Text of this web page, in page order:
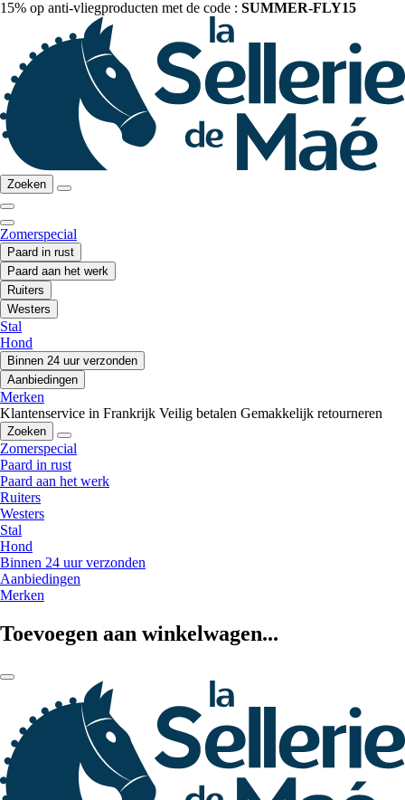
15% op anti-vliegproducten met de code : SUMMER-FLY15
Zoeken
Zomerspecial
Paard in rust
Paard aan het werk
Ruiters
Westers
Stal
Hond
Binnen 24 uur verzonden
Aanbiedingen
Merken
Klantenservice in Frankrijk Veilig betalen Gemakkelijk retourneren
Zoeken
Zomerspecial
Paard in rust
Paard aan het werk
Ruiters
Westers
Stal
Hond
Binnen 24 uur verzonden
Aanbiedingen
Merken
Toevoegen aan winkelwagen...